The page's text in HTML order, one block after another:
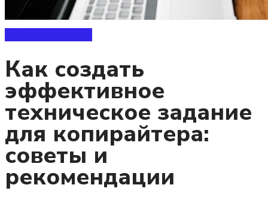
Как создать
эффективное
техническое задание
для копирайтера:
советы и
рекомендации